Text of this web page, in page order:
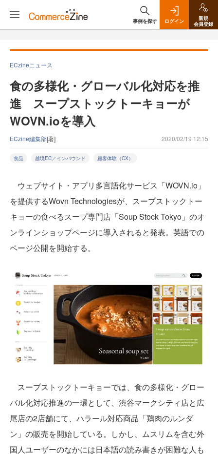
事例を探す ログイン
新規
会員登録
ECzineニュース
食の多様化・グローバル化対応を推
進 スープストックトーキョーが
WOVN.ioを導入
ECzine編集部[著] 2020/02/19 12:15
食品 越境EC／インバウンド 顧客体験（CX）
ウェブサイト・アプリ多言語化サービス「WOVN.io」
を提供するWovn Technologiesが、スープストックトー
キョーの食べるスープ専門店「Soup Stock Tokyo」のオ
ンラインショップページに導入されると発表。英語での
ページ公開を開始する。
スープストックトーキョーでは、食の多様化・グロー
バル化対応推進の一環として、渋谷マークシティ店と広
尾店の2店舗にて、ハラール対応商品「鶏肉のルンダ
ン」の販売を開始している。しかし、ムスリムを含む外
国人ユーザーのなかには日本語の読み書きが困難な人も